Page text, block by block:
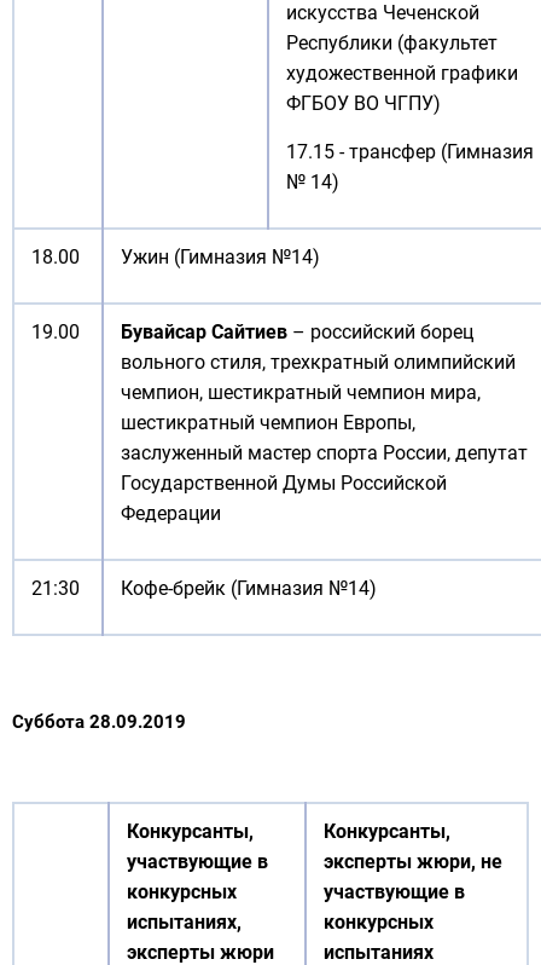
искусства Чеченской
Республики (факультет
художественной графики
ФГБОУ ВО ЧГПУ)
17.15 - трансфер (Гимназия
№ 14)
18.00 Ужин (Гимназия №14)
19.00 Бувайсар Сайтиев – российский борец
вольного стиля, трехкратный олимпийский
чемпион, шестикратный чемпион мира,
шестикратный чемпион Европы,
заслуженный мастер спорта России, депутат
Государственной Думы Российской
Федерации
21:30 Кофе-брейк (Гимназия №14)
Суббота 28.09.2019
Конкурсанты,
участвующие в
конкурсных
испытаниях,
эксперты жюри
Конкурсанты,
эксперты жюри, не
участвующие в
конкурсных
испытаниях